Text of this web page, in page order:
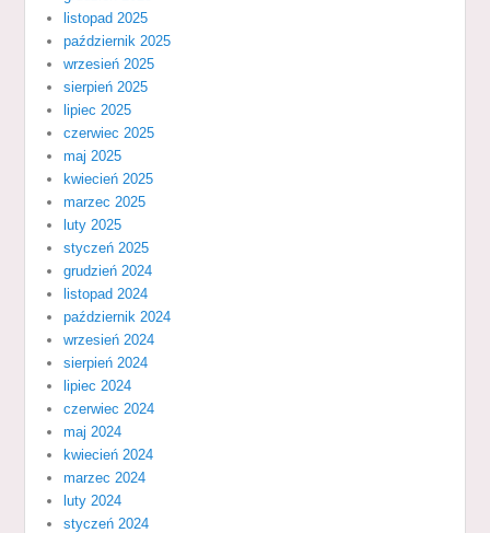
listopad 2025
październik 2025
wrzesień 2025
sierpień 2025
lipiec 2025
czerwiec 2025
maj 2025
kwiecień 2025
marzec 2025
luty 2025
styczeń 2025
grudzień 2024
listopad 2024
październik 2024
wrzesień 2024
sierpień 2024
lipiec 2024
czerwiec 2024
maj 2024
kwiecień 2024
marzec 2024
luty 2024
styczeń 2024